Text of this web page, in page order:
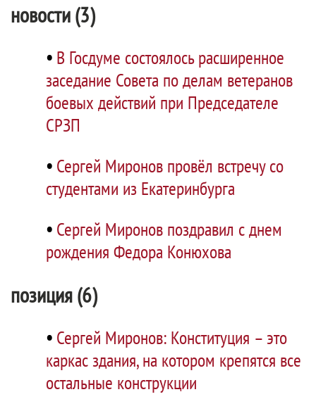
новости (3)
• В Госдуме состоялось расширенное
заседание Совета по делам ветеранов
боевых действий при Председателе
СРЗП
• Сергей Миронов провёл встречу со
студентами из Екатеринбурга
• Сергей Миронов поздравил с днем
рождения Федора Конюхова
позиция (6)
• Сергей Миронов: Конституция – это
каркас здания, на котором крепятся все
остальные конструкции